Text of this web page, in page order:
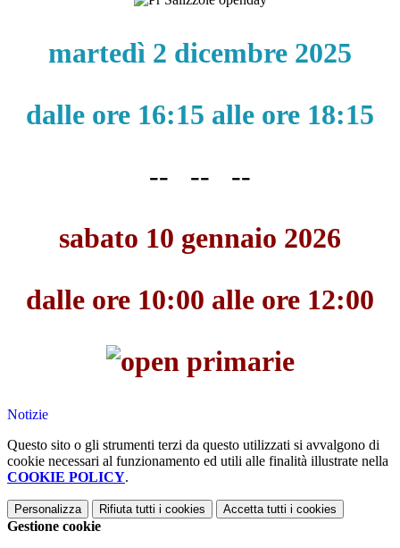
martedì 2 dicembre 2025
dalle ore 16:15 alle ore 18:15
-- -- --
sabato 10 gennaio 2026
dalle ore 10:00 alle ore 12:00
Notizie
Questo sito o gli strumenti terzi da questo utilizzati si avvalgono di
cookie necessari al funzionamento ed utili alle finalità illustrate nella
COOKIE POLICY.
Personalizza Rifiuta tutti i cookies Accetta tutti i cookies
Gestione cookie